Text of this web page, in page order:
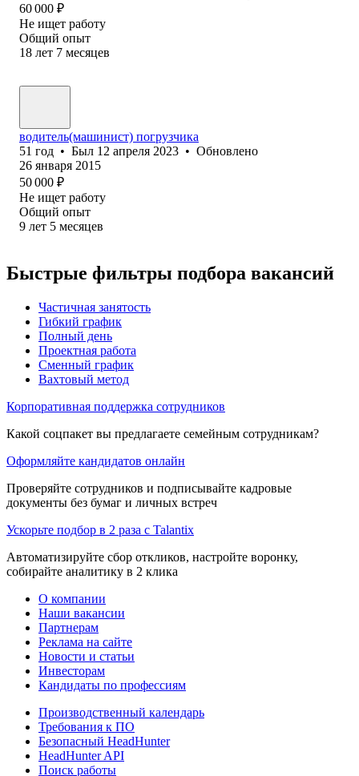
60 000 ₽
Не ищет работу
Общий опыт
18 лет 7 месяцев
водитель(машинист) погрузчика
51 год • Был 12 апреля 2023 • Обновлено
26 января 2015
50 000 ₽
Не ищет работу
Общий опыт
9 лет 5 месяцев
Быстрые фильтры подбора вакансий
Частичная занятость
Гибкий график
Полный день
Проектная работа
Сменный график
Вахтовый метод
Корпоративная поддержка сотрудников
Какой соцпакет вы предлагаете семейным сотрудникам?
Оформляйте кандидатов онлайн
Проверяйте сотрудников и подписывайте кадровые
документы без бумаг и личных встреч
Ускорьте подбор в 2 раза с Talantix
Автоматизируйте сбор откликов, настройте воронку,
собирайте аналитику в 2 клика
О компании
Наши вакансии
Партнерам
Реклама на сайте
Новости и статьи
Инвесторам
Кандидаты по профессиям
Производственный календарь
Требования к ПО
Безопасный HeadHunter
HeadHunter API
Поиск работы